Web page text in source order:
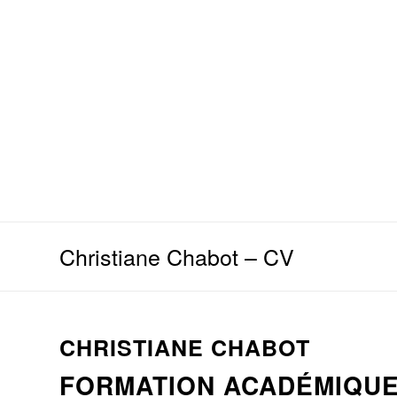
Christiane Chabot – CV
CHRISTIANE CHABOT
FORMATION